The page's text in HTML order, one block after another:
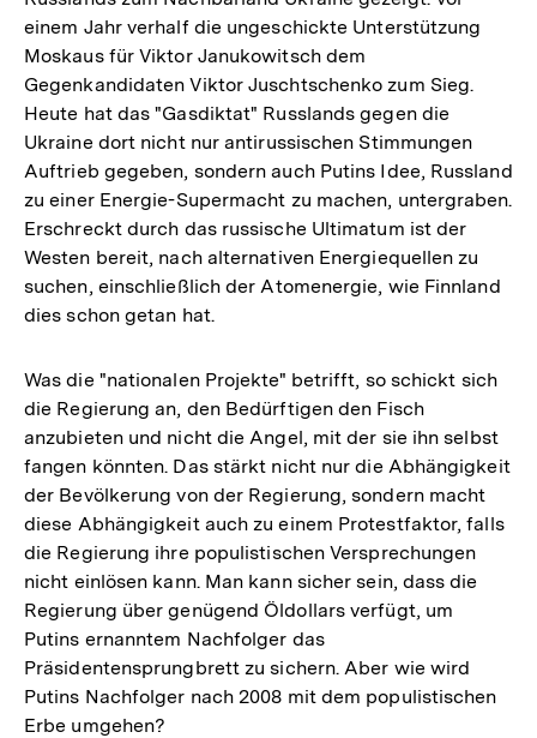
einem Jahr verhalf die ungeschickte Unterstützung
Moskaus für Viktor Janukowitsch dem
Gegenkandidaten Viktor Juschtschenko zum Sieg.
Heute hat das "Gasdiktat" Russlands gegen die
Ukraine dort nicht nur antirussischen Stimmungen
Auftrieb gegeben, sondern auch Putins Idee, Russland
zu einer Energie-Supermacht zu machen, untergraben.
Erschreckt durch das russische Ultimatum ist der
Westen bereit, nach alternativen Energiequellen zu
suchen, einschließlich der Atomenergie, wie Finnland
dies schon getan hat.
Was die "nationalen Projekte" betrifft, so schickt sich
die Regierung an, den Bedürftigen den Fisch
anzubieten und nicht die Angel, mit der sie ihn selbst
fangen könnten. Das stärkt nicht nur die Abhängigkeit
der Bevölkerung von der Regierung, sondern macht
diese Abhängigkeit auch zu einem Protestfaktor, falls
die Regierung ihre populistischen Versprechungen
nicht einlösen kann. Man kann sicher sein, dass die
Regierung über genügend Öldollars verfügt, um
Putins ernanntem Nachfolger das
Präsidentensprungbrett zu sichern. Aber wie wird
Putins Nachfolger nach 2008 mit dem populistischen
Erbe umgehen?